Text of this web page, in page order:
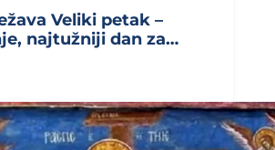
Veliki petak –
najtužniji dan za